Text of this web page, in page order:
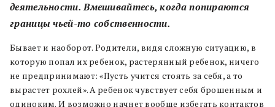
деятельности. Вмешивайтесь, когда попираются
границы чьей-то собственности.
Бывает и наоборот. Родители, видя сложную ситуацию, в
которую попал их ребенок, растерянный ребенок, ничего
не предпринимают: «Пусть учится стоять за себя, а то
вырастет рохлей». А ребенок чувствует себя брошенным и
одиноким. И возможно начнет вообще избегать контактов